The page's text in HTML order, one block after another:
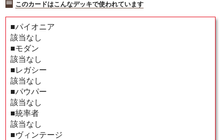
このカードはこんなデッキで使われています
■パイオニア
該当なし
■モダン
該当なし
■レガシー
該当なし
■パウパー
該当なし
■統率者
該当なし
■ヴィンテージ